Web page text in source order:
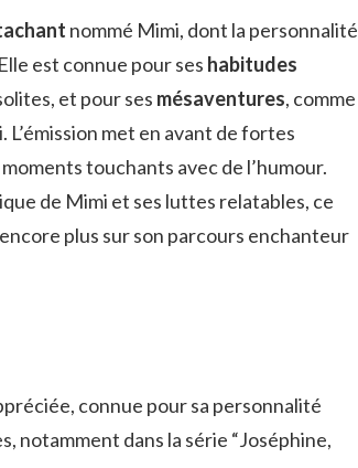
nommé Mimi, dont la personnalité
est connue pour ses habitudes
et pour ses mésaventures, comme
L’émission met en avant de fortes
touchants avec de l’humour.
de Mimi et ses luttes relatables, ce
plus sur son parcours enchanteur
connue pour sa personnalité
notamment dans la série “Joséphine,